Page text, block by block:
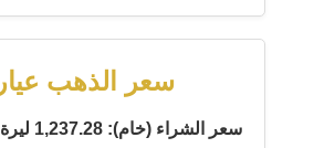
سعر الذهب عيار 10
سعر الشراء (خام): 1,237.28 ليرة تركية